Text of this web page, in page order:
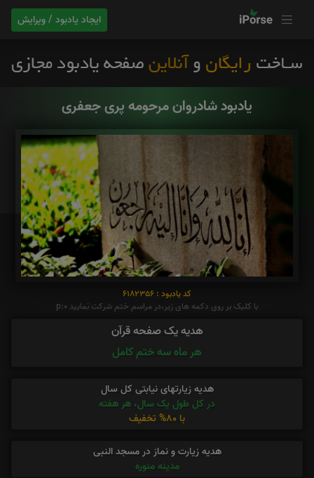
ایجاد یادبود / ویرایش
یادبود شادروان مرحومه پری جعفری
کد یادبود : 6182356
با کلیک بر روی دکمه های زیر،در مراسم ختم شرکت نمایید p:0
هدیه یک صفحه قرآن
هر ماه سه ختم کامل
هدیه زیارتهای نیابتی کل سال
در کل طول یک سال، هر هفته
با 80% تخفیف
هدیه زیارت و نماز در مسجد النبی
مدینه منوره